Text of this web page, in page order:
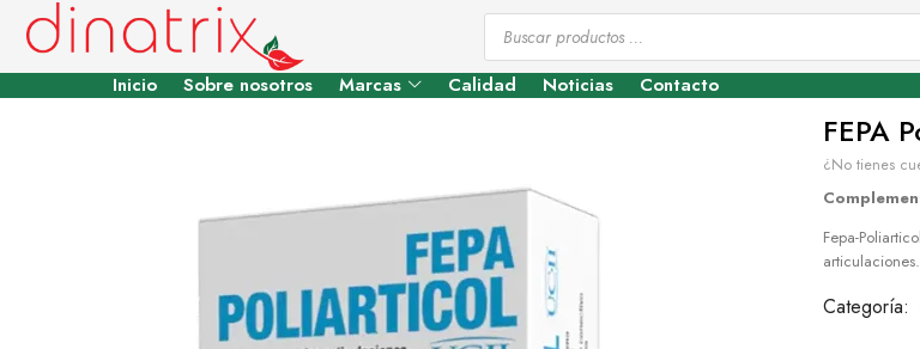
Inicio Sobre nosotros Marcas Calidad Noticias Contacto
FEPA
¿No tienes
Fepa-
articulaciones.
Categoría: